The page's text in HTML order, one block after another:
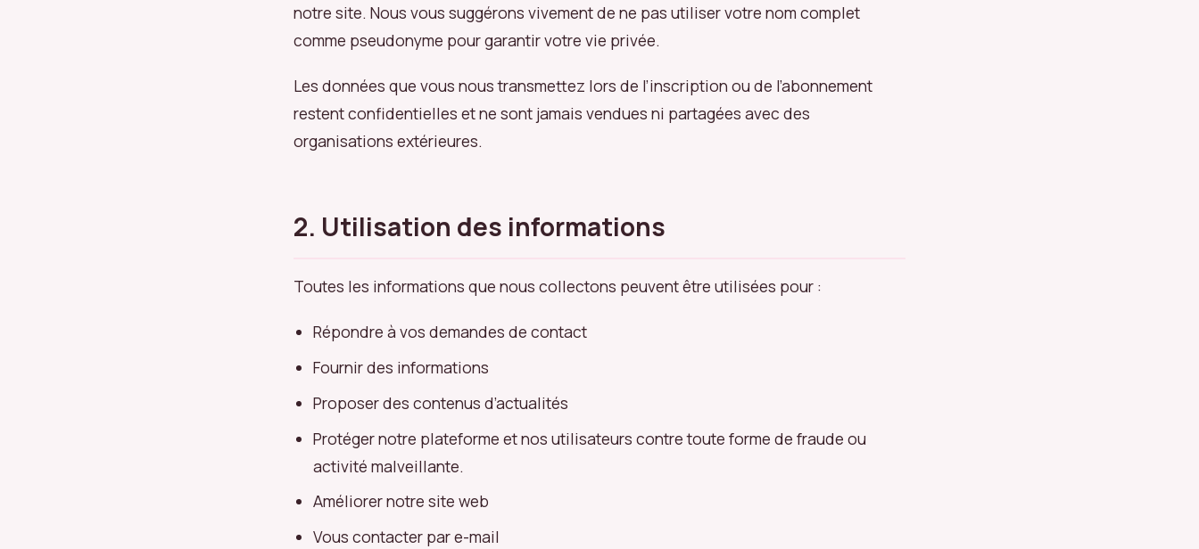
notre site. Nous vous suggérons vivement de ne pas utiliser votre nom complet
comme pseudonyme pour garantir votre vie privée.
Les données que vous nous transmettez lors de l’inscription ou de l’abonnement
restent confidentielles et ne sont jamais vendues ni partagées avec des
organisations extérieures.
2. Utilisation des informations
Toutes les informations que nous collectons peuvent être utilisées pour :
Répondre à vos demandes de contact
Fournir des informations
Proposer des contenus d’actualités
Protéger notre plateforme et nos utilisateurs contre toute forme de fraude ou
activité malveillante.
Améliorer notre site web
Vous contacter par e-mail